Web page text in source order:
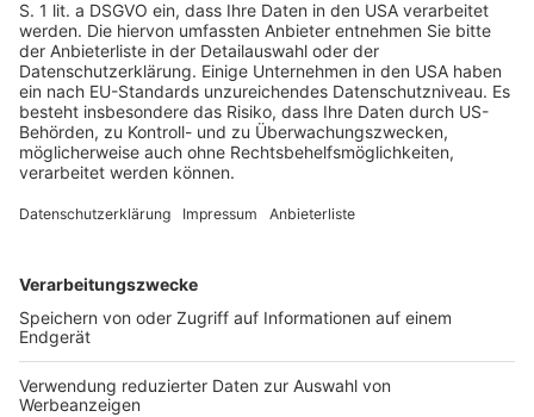
Urteil vom 3. Juni 2026 – I ZR 123/25 Der unter anderem
für das Wettbewerbsrecht zuständige I. Zivilsenat des
Bundesgerichtshofs hat entschieden, dass die sich
aus dem Personenbeförderungsgesetz (PBefG) für […]
WEITERLESEN
OLG Köln: Rückkehrpflicht IV
Veröffentlicht am2. Juni 2025vonrö